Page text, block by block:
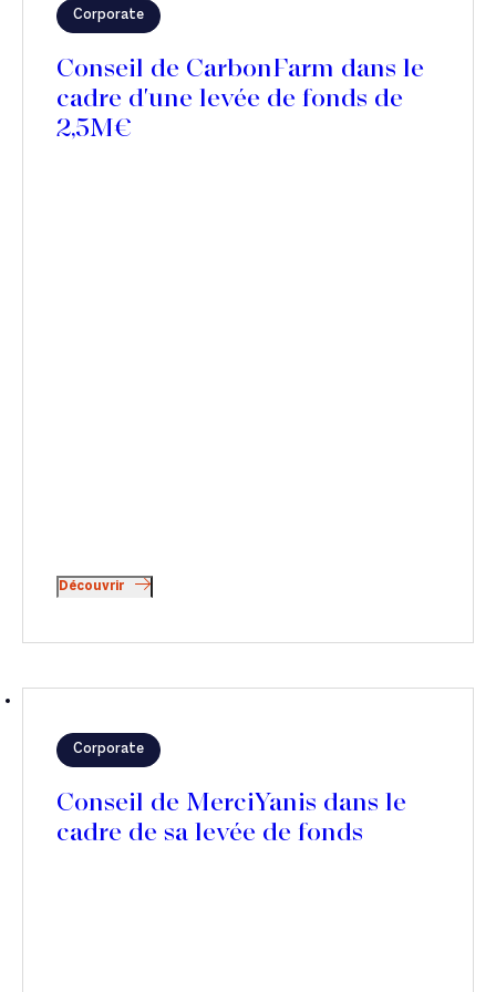
Corporate
Conseil de CarbonFarm dans le
cadre d'une levée de fonds de
2,5M€
Découvrir
Corporate
Conseil de MerciYanis dans le
cadre de sa levée de fonds